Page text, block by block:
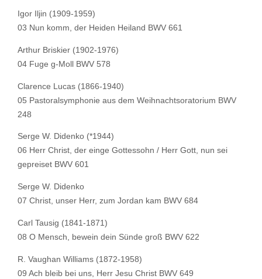
Igor Iljin (1909-1959)
03 Nun komm, der Heiden Heiland BWV 661
Arthur Briskier (1902-1976)
04 Fuge g-Moll BWV 578
Clarence Lucas (1866-1940)
05 Pastoralsymphonie aus dem Weihnachtsoratorium BWV
248
Serge W. Didenko (*1944)
06 Herr Christ, der einge Gottessohn / Herr Gott, nun sei
gepreiset BWV 601
Serge W. Didenko
07 Christ, unser Herr, zum Jordan kam BWV 684
Carl Tausig (1841-1871)
08 O Mensch, bewein dein Sünde groß BWV 622
R. Vaughan Williams (1872-1958)
09 Ach bleib bei uns, Herr Jesu Christ BWV 649